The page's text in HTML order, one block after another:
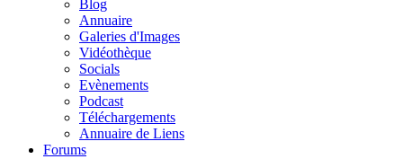
Blog
Annuaire
Galeries d'Images
Vidéothèque
Socials
Evènements
Podcast
Téléchargements
Annuaire de Liens
Forums